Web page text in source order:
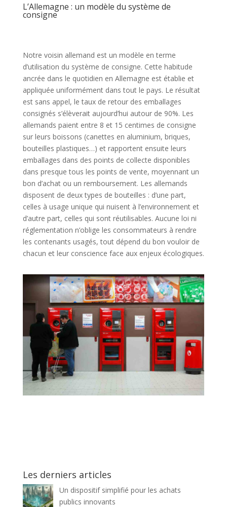
L’Allemagne : un modèle du système de
consigne
Notre voisin allemand est un modèle en terme
d’utilisation du système de consigne. Cette habitude
ancrée dans le quotidien en Allemagne est établie et
appliquée uniformément dans tout le pays. Le résultat
est sans appel, le taux de retour des emballages
consignés s’élèverait aujourd’hui autour de 90%. Les
allemands paient entre 8 et 15 centimes de consigne
sur leurs boissons (canettes en aluminium, briques,
bouteilles plastiques…) et rapportent ensuite leurs
emballages dans des points de collecte disponibles
dans presque tous les points de vente, moyennant un
bon d’achat ou un remboursement. Les allemands
disposent de deux types de bouteilles : d’une part,
celles à usage unique qui nuisent à l’environnement et
d’autre part, celles qui sont réutilisables. Aucune loi ni
réglementation n’oblige les consommateurs à rendre
les contenants usagés, tout dépend du bon vouloir de
chacun et leur conscience face aux enjeux écologiques.
Les derniers articles
Un dispositif simplifié pour les achats
publics innovants